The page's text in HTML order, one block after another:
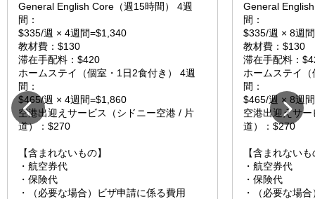
General English Core（週15時間） 4週
間：
$335/週 × 4週間=$1,340
教材費：$130
滞在手配料：$420
ホームステイ（個室・1日2食付き） 4週
間：
$465/週 × 4週間=$1,860
空港出迎えサービス（シドニー空港 / 片
道）：$270
【含まれないもの】
・航空券代
・保険代
・（必要な場合）ビザ申請に係る費用
General
間：
$335/週 × 8週
教材費：$130
滞在手配料：
ホームステイ
間：
$465/週 × 8週
空港出迎えサ
道）：$270
【含まれない
・航空券代
・保険代
・（必要な場